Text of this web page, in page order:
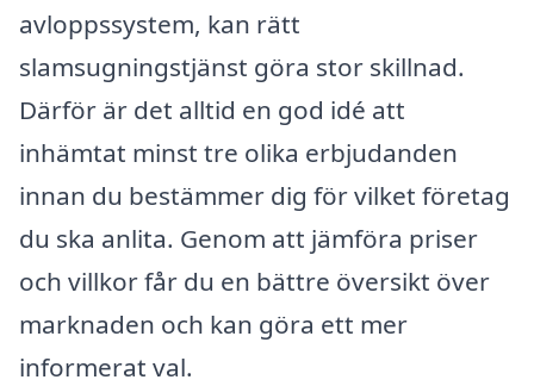
avloppssystem, kan rätt
slamsugningstjänst göra stor skillnad.
Därför är det alltid en god idé att
inhämtat minst tre olika erbjudanden
innan du bestämmer dig för vilket företag
du ska anlita. Genom att jämföra priser
och villkor får du en bättre översikt över
marknaden och kan göra ett mer
informerat val.